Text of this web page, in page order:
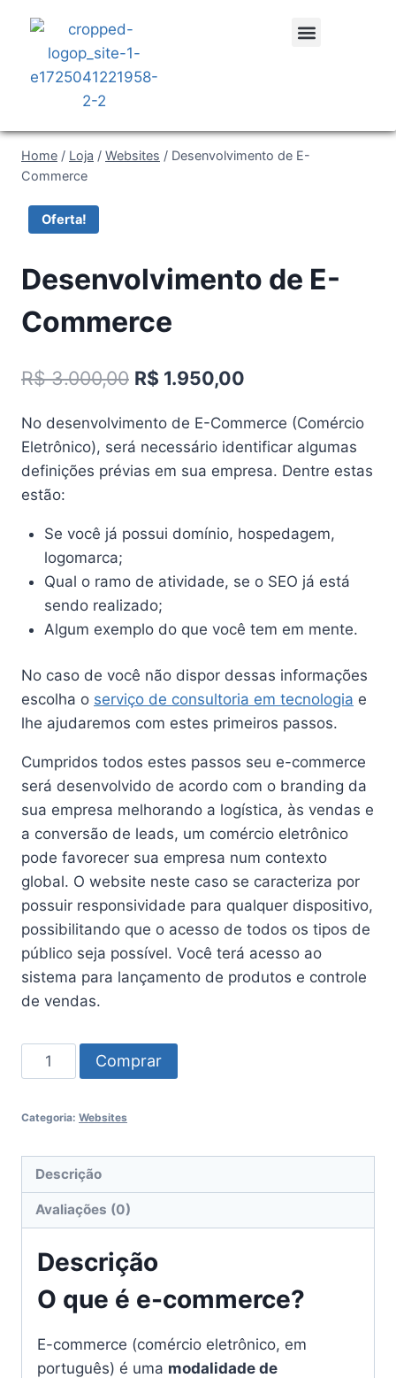
Home / Loja / Websites / Desenvolvimento de E-
Commerce
Oferta!
Desenvolvimento de E-
Commerce
R$3.000,00 R$ 1.950,00
No desenvolvimento de E-Commerce (Comércio
Eletrônico), será necessário identificar algumas
definições prévias em sua empresa. Dentre estas
estão:
Se você já possui domínio, hospedagem,
logomarca;
Qual o ramo de atividade, se o SEO já está
sendo realizado;
Algum exemplo do que você tem em mente.
No caso de você não dispor dessas informações
escolha o serviço de consultoria em tecnologia e
lhe ajudaremos com estes primeiros passos.
Cumpridos todos estes passos seu e-commerce
será desenvolvido de acordo com o branding da
sua empresa melhorando a logística, às vendas e
a conversão de leads, um comércio eletrônico
pode favorecer sua empresa num contexto
global. O website neste caso se caracteriza por
possuir responsividade para qualquer dispositivo,
possibilitando que o acesso de todos os tipos de
público seja possível. Você terá acesso ao
sistema para lançamento de produtos e controle
de vendas.
Comprar
Categoria: Websites
Descrição
Avaliações (0)
Descrição
O que é e-commerce?
E-commerce (comércio eletrônico, em
português) é uma modalidade de